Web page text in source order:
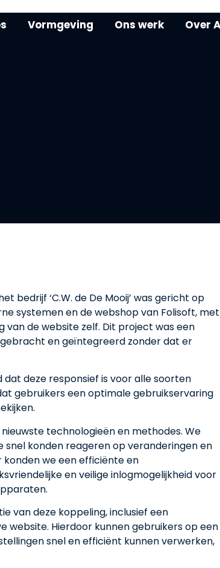
Vormgeving Ons werk Over
bedrijf ‘C.W. de De Mooij’ was gericht op
systemen en de webshop van Folisoft, met
van de website zelf. Dit project was een
en geïntegreerd zonder dat er
deze responsief is voor alle soorten
gebruikers een optimale gebruikservaring
technologieën en methodes. We
konden reageren op veranderingen en
we een efficiënte en
en veilige inlogmogelijkheid voor
van deze koppeling, inclusief een
website. Hierdoor kunnen gebruikers op een
snel en efficiënt kunnen verwerken,